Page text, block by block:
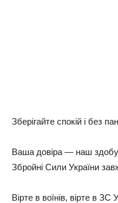
Зберігайте спокій і без
Ваша довіра — наш
Збройні Сили України
Вірте в воїнів, вірте в ЗС